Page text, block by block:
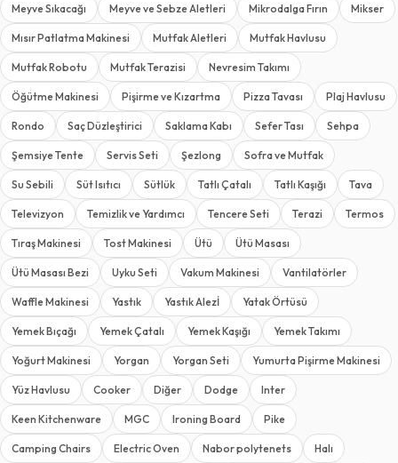
Meyve Sıkacağı Meyve ve Sebze Aletleri Mikrodalga Fırın Mikser
Mısır Patlatma Makinesi Mutfak Aletleri Mutfak Havlusu
Mutfak Robotu Mutfak Terazisi Nevresim Takımı
Öğütme Makinesi Pişirme ve Kızartma Pizza Tavası Plaj Havlusu
Rondo Saç Düzleştirici Saklama Kabı Sefer Tası Sehpa
Şemsiye Tente Servis Seti Şezlong Sofra ve Mutfak
Su Sebili Süt Isıtıcı Sütlük Tatlı Çatalı Tatlı Kaşığı Tava
Televizyon Temizlik ve Yardımcı Tencere Seti Terazi Termos
Tıraş Makinesi Tost Makinesi Ütü Ütü Masası
Ütü Masası Bezi Uyku Seti Vakum Makinesi Vantilatörler
Waffle Makinesi Yastık Yastık Alezİ Yatak Örtüsü
Yemek Bıçağı Yemek Çatalı Yemek Kaşığı Yemek Takımı
Yoğurt Makinesi Yorgan Yorgan Seti Yumurta Pişirme Makinesi
Yüz Havlusu Cooker Diğer Dodge Inter
Keen Kitchenware MGC Ironing Board Pike
Camping Chairs Electric Oven Nabor polytenets Halı